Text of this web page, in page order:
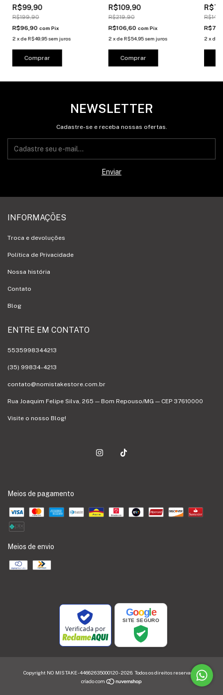
R$99,90
R$199,90
R$96,90 com Pix
2 xdeR$49,95sem juros
Comprar
R$109,90
R$219,90
R$106,60 com Pix
2 xdeR$54,95 sem juros
Comprar
2 x de
NEWSLETTER
Cadastre-se e receba nossas ofertas.
INFORMAÇÕES
Troca e devoluções
Política de Privacidade
Nossa história
Contato
Blog
ENTRE EM CONTATO
5535998344213
(35) 99834-4213
contato@nomistakestore.com.br
Rua Joaquim Felipe Silva, 265 — Bom Repouso/MG — CEP 37610000
Visite o nosso Blog!
Meios de pagamento
Meios de envio
Verificada por
Google
SITE SEGURO
Copyright NO MISTAKE - 44662635000120 - 2026. Todos os direitos reservados.